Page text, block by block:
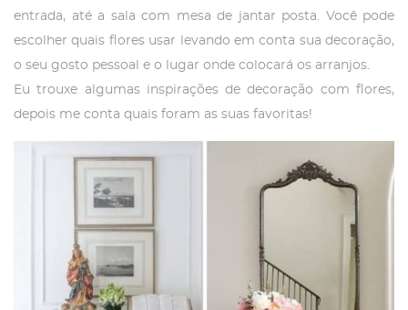
entrada, até a sala com mesa de jantar posta. Você pode
escolher quais flores usar levando em conta sua decoração,
o seu gosto pessoal e o lugar onde colocará os arranjos.
Eu trouxe algumas inspirações de decoração com flores,
depois me conta quais foram as suas favoritas!